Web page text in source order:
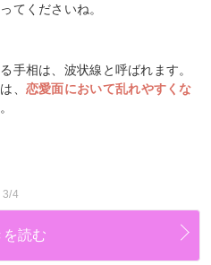
てくださいね。
手相は、波状線と呼ばれます。
、 恋愛面において乱れやすくな
3/4
読む